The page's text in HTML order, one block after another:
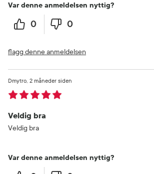
Var denne anmeldelsen nyttig?
0 0
flagg denne anmeldelsen
Veldig bra
2 måneder siden
Dmytro
Veldig bra
Var denne anmeldelsen nyttig?